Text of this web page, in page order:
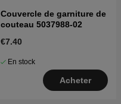
Couvercle de garniture de
couteau 5037988-02
€7.40
En stock
Acheter